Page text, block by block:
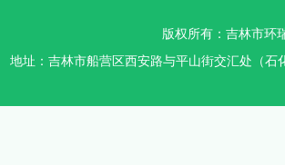
版权所有：吉林市环
地址：吉林市船营区西安路与平山街交汇处（